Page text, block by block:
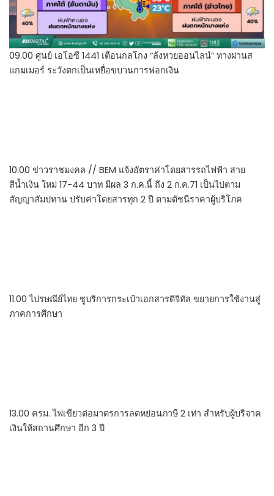
09.00 ศูนย์ เอโอซี 1441 เตือนกลโกง “ล้งหวยออนไลน์” ทางผ่านส
แกมเมอร์ ระวังตกเป็นเหยื่อขบวนการฟอกเงิน
10.00 ข่าวราชมงคล // BEM แจ้งอัตราค่าโดยสารรถไฟฟ้า สาย
สีน้ำเงิน ใหม่ 17-44 บาท มีผล 3 ก.ค.นี้ ถึง 2 ก.ค.71 เป็นไปตาม
สัญญาสัมปทาน ปรับค่าโดยสารทุก 2 ปี ตามดัชนีราคาผู้บริโภค
11.00 ไปรษณีย์ไทย ชูบริการกระเป๋าเอกสารดิจิทัล ขยายการใช้งานสู่
ภาคการศึกษา
13.00 ครม. ไฟเขียวต่อมาตรการลดหย่อนภาษี 2 เท่า สำหรับผู้บริจาค
เงินให้สถานศึกษา อีก 3 ปี